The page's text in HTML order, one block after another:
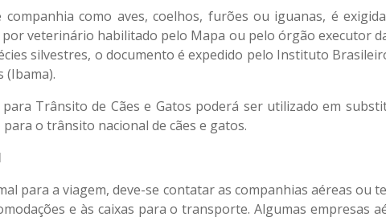
companhia como aves, coelhos, furões ou iguanas, é
por veterinário habilitado pelo Mapa ou pelo órgão executor
silvestres, o documento é expedido pelo Instituto
(Ibama).
Trânsito de Cães e Gatos poderá ser utilizado em
o trânsito nacional de cães e gatos.
para a viagem, deve-se contatar as companhias aéreas ou
e às caixas para o transporte. Algumas empresas